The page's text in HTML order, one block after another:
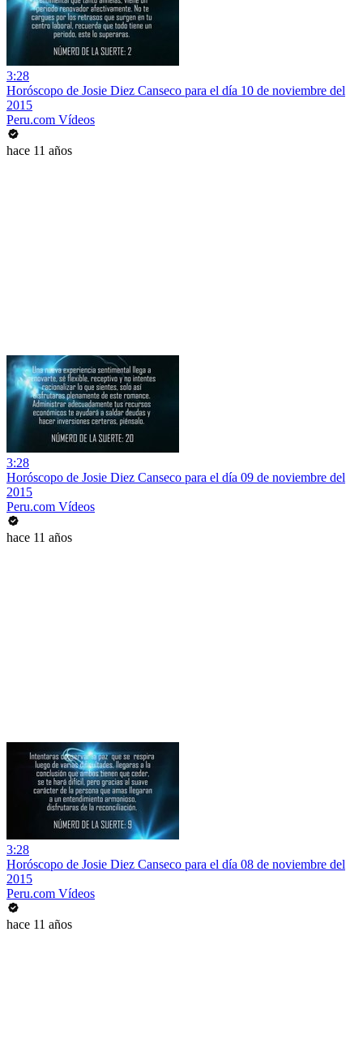
3:28
Horóscopo de Josie Diez Canseco para el día 10 de noviembre del
2015
Peru.com Vídeos
hace 11 años
3:28
Horóscopo de Josie Diez Canseco para el día 09 de noviembre del
2015
Peru.com Vídeos
hace 11 años
3:28
Horóscopo de Josie Diez Canseco para el día 08 de noviembre del
2015
Peru.com Vídeos
hace 11 años